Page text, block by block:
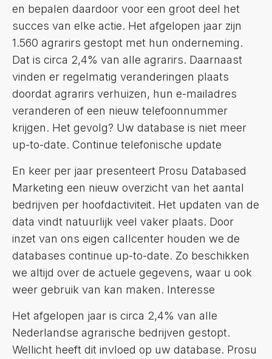
en bepalen daardoor voor een groot deel het
succes van elke actie. Het afgelopen jaar zijn
1.560 agrarirs gestopt met hun onderneming.
Dat is circa 2,4% van alle agrarirs. Daarnaast
vinden er regelmatig veranderingen plaats
doordat agrarirs verhuizen, hun e-mailadres
veranderen of een nieuw telefoonnummer
krijgen. Het gevolg? Uw database is niet meer
up-to-date. Continue telefonische update
En keer per jaar presenteert Prosu Databased
Marketing een nieuw overzicht van het aantal
bedrijven per hoofdactiviteit. Het updaten van de
data vindt natuurlijk veel vaker plaats. Door
inzet van ons eigen callcenter houden we de
databases continue up-to-date. Zo beschikken
we altijd over de actuele gegevens, waar u ook
weer gebruik van kan maken. Interesse
Het afgelopen jaar is circa 2,4% van alle
Nederlandse agrarische bedrijven gestopt.
Wellicht heeft dit invloed op uw database. Prosu